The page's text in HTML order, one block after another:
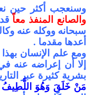
وسنعجب أكثر حين
والصانع المنفذ معاً قد
سبحانه ووكله عنه
أعدها مقدما .
ومع علم الإنسان بهذا
إلا أن إعراضه عنه
بشرية كثيرة عبر
مَنْ خَلَقَ وَهُوَ اللَّطِيفُ